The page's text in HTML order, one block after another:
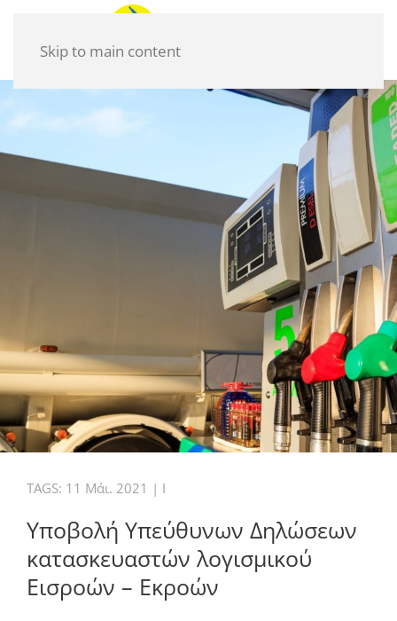
Skip to main content
TAGS: 11 Μάι. 2021 | I
Υποβολή Υπεύθυνων Δηλώσεων
κατασκευαστών λογισμικού
Εισροών – Εκροών